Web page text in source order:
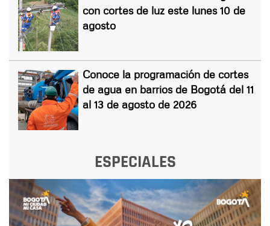
con cortes de luz este lunes 10 de
agosto
Conoce la programación de cortes
de agua en barrios de Bogotá del 11
al 13 de agosto de 2026
ESPECIALES